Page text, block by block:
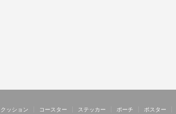
クッション コースター ステッカー ポーチ ポスター